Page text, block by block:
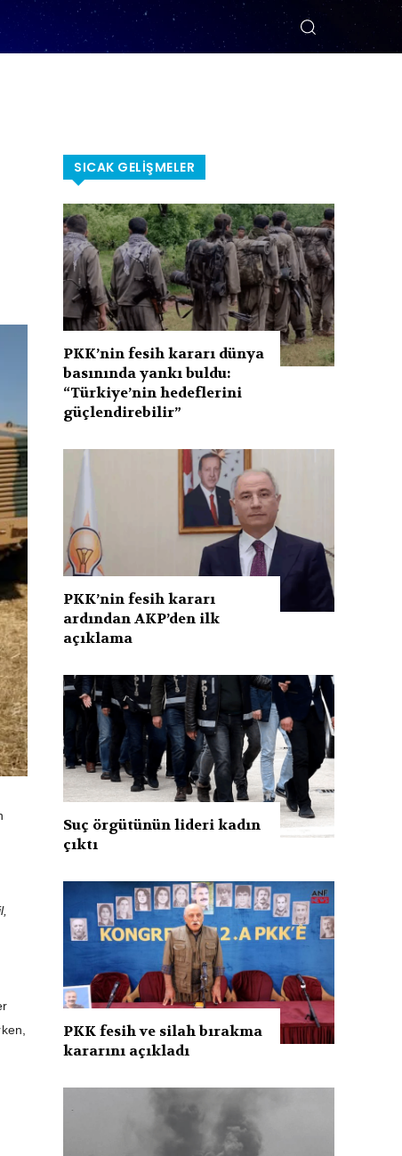
SICAK GELIŞMELER
PKK’nin fesih kararı dünya
basınında yankı buldu:
“Türkiye’nin hedeflerini
güçlendirebilir”
PKK’nin fesih kararı
ardından AKP’den ilk
açıklama
Suç örgütünün lideri kadın
çıktı
PKK fesih ve silah bırakma
kararını açıkladı